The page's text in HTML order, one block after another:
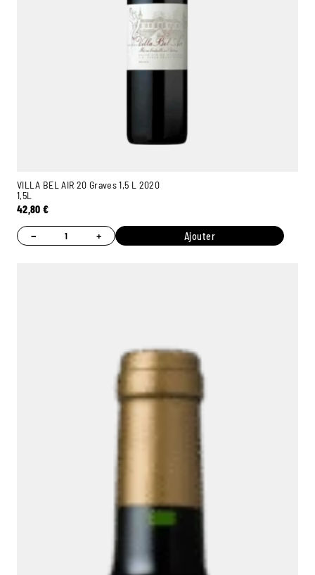
VILLA BEL AIR 20 Graves 1,5 L 2020
1,5L
42,80€
− + Ajouter